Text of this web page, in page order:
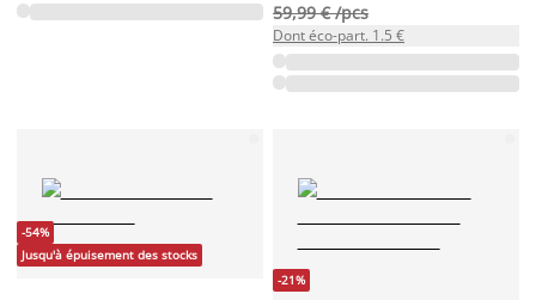
59,99 € /pcs
Dont éco-part. 1.5 €
-54%
Jusqu'à épuisement des stocks
-21%